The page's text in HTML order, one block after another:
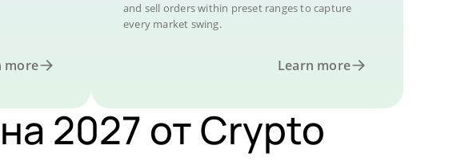
more
and sell orders within preset ranges to capture
every market swing.
Learn more
2027 от Crypto